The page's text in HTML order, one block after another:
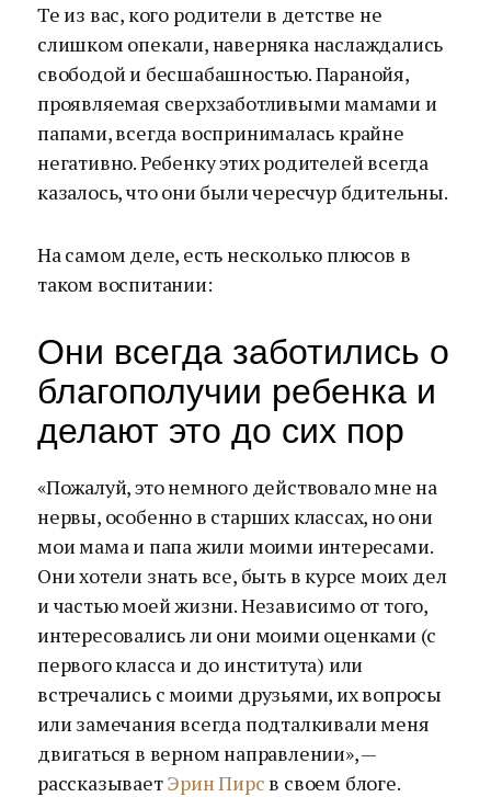
Те из вас, кого родители в детстве не
слишком опекали, наверняка наслаждались
свободой и бесшабашностью. Паранойя,
проявляемая сверхзаботливыми мамами и
папами, всегда воспринималась крайне
негативно. Ребенку этих родителей всегда
казалось, что они были чересчур бдительны.
На самом деле, есть несколько плюсов в
таком воспитании:
Они всегда заботились о
благополучии ребенка и
делают это до сих пор
«Пожалуй, это немного действовало мне на
нервы, особенно в старших классах, но они
мои мама и папа жили моими интересами.
Они хотели знать все, быть в курсе моих дел
и частью моей жизни. Независимо от того,
интересовались ли они моими оценками (с
первого класса и до института) или
встречались с моими друзьями, их вопросы
или замечания всегда подталкивали меня
двигаться в верном направлении», —
рассказываетЭрин Пирс в своем блоге.